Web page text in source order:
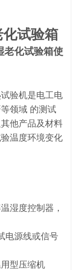
试验箱
老化试验箱使
验机是电工电
领域 的测试
他产品及材料
温度环境变化
湿度控制器，
电源线或信号
型压缩机